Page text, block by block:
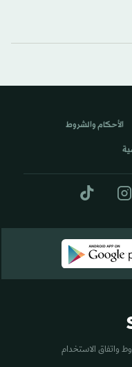
الأحكام والشروط
واتفاق الاستخدام